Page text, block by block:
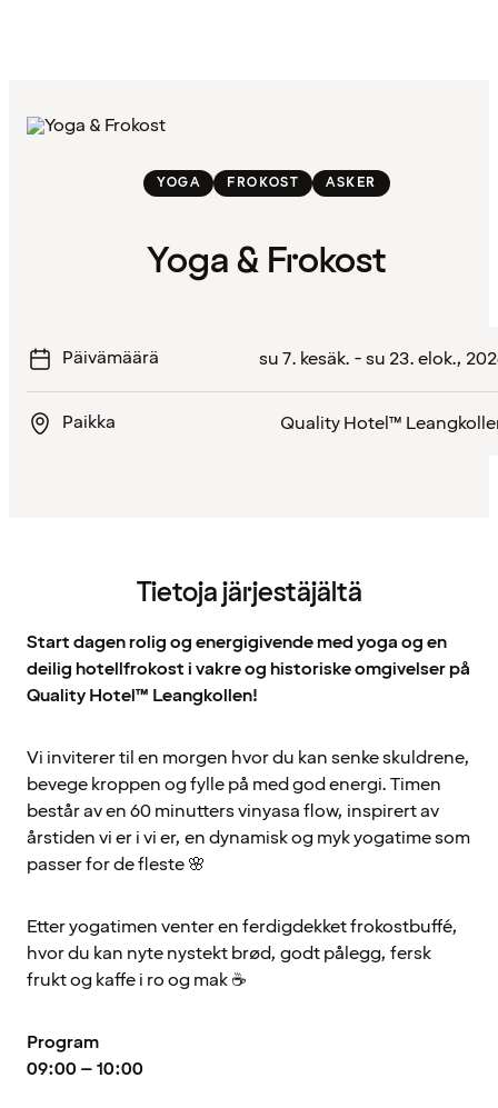
YOGA FROKOST ASKER
Yoga & Frokost
Päivämäärä su 7. kesäk. - su 23. elok.,
Paikka Quality Hotel™
Tietoja järjestäjältä
Start dagen rolig og energigivende med yoga og en
deilig hotellfrokost i vakre og historiske omgivelser på
Quality Hotel™ Leangkollen!
Vi inviterer til en morgen hvor du kan senke skuldrene,
bevege kroppen og fylle på med god energi. Timen
består av en 60 minutters vinyasa flow, inspirert av
årstiden vi er i vi er, en dynamisk og myk yogatime som
passer for de fleste 🌸
Etter yogatimen venter en ferdigdekket frokostbuffé,
hvor du kan nyte nystekt brød, godt pålegg, fersk
frukt og kaffe i ro og mak ☕️
Program
09:00 – 10:00